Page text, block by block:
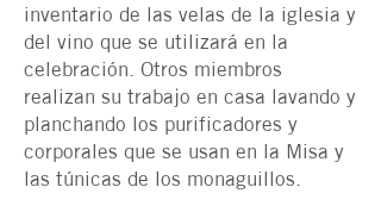
inventario de las velas de la iglesia y
del vino que se utilizará en la
celebración. Otros miembros
realizan su trabajo en casa lavando y
planchando los purificadores y
corporales que se usan en la Misa y
las túnicas de los monaguillos.